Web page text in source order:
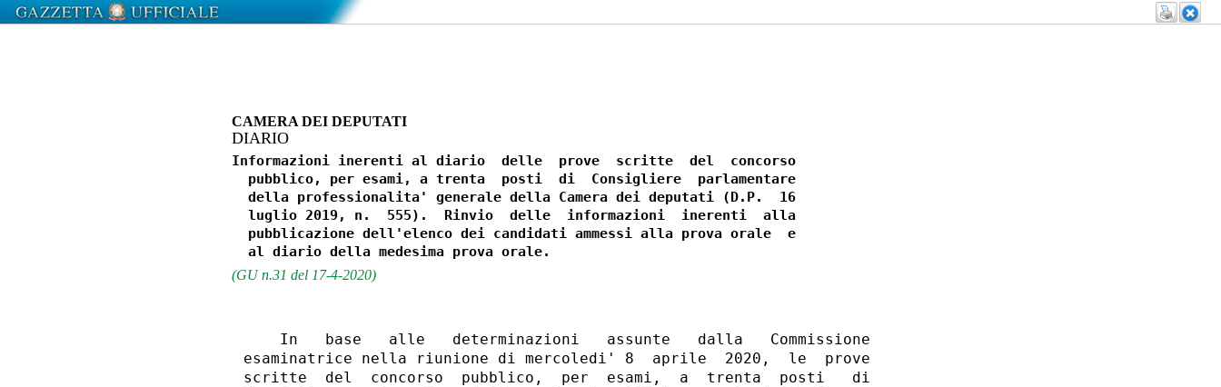
CAMERA DEI DEPUTATI
DIARIO
Informazioni inerenti al diario  delle  prove  scritte  del  concorso
  pubblico, per esami, a trenta  posti  di  Consigliere  parlamentare
  della professionalita' generale della Camera dei deputati (D.P.  16
  luglio 2019, n.  555).  Rinvio  delle  informazioni  inerenti  alla
  pubblicazione dell'elenco dei candidati ammessi alla prova orale  e
(GU n.31 del 17-4-2020)
    In   base   alle   determinazioni   assunte   dalla   Commissione
esaminatrice nella riunione di mercoledi' 8  aprile  2020,  le  prove
scritte  del  concorso  pubblico,  per  esami,  a  trenta  posti   di